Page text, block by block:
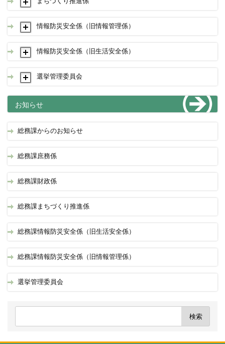
情報防災安全係（旧情報管理係）
情報防災安全係（旧生活安全係）
選挙管理委員会
お知らせ
総務課からのお知らせ
総務課庶務係
総務課財政係
総務課まちづくり推進係
総務課情報防災安全係（旧生活安全係）
総務課情報防災安全係（旧情報管理係）
選挙管理委員会